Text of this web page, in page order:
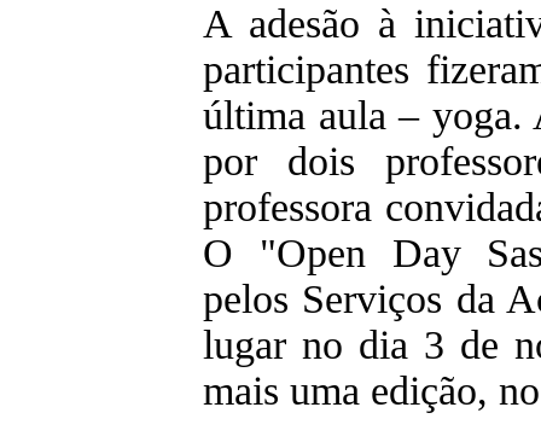
A adesão à
participantes
última aula – yoga.
por dois
professora
O "Open Day
pelos Serviços da
lugar no dia 3 de
mais uma edição,